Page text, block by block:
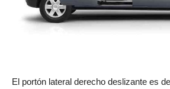
El portón lateral derecho deslizante es